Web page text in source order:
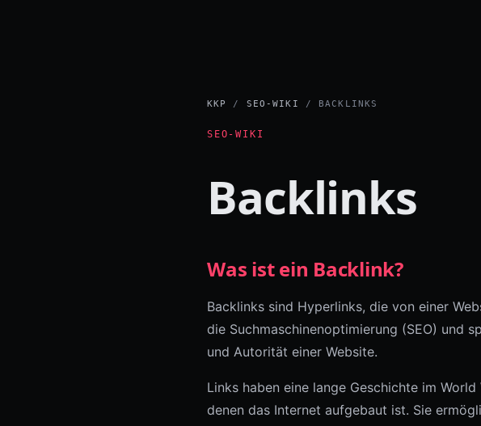
KKP / SEO-WIKI / BACKLINKS
SEO-WIKI
Backlinks
Was ist ein Backlink?
Backlinks sind Hyperlinks, die von einer
die Suchmaschinenoptimierung (SEO) und
und Autorität einer Website.
Links haben eine lange Geschichte im
denen das Internet aufgebaut ist. Sie